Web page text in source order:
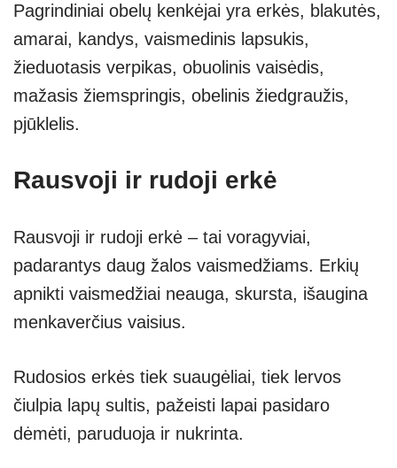
Pagrindiniai obelų kenkėjai yra erkės, blakutės,
amarai, kandys, vaismedinis lapsukis,
žieduotasis verpikas, obuolinis vaisėdis,
mažasis žiemspringis, obelinis žiedgraužis,
pjūklelis.
Rausvoji ir rudoji erkė
Rausvoji ir rudoji erkė – tai voragyviai,
padarantys daug žalos vaismedžiams. Erkių
apnikti vaismedžiai neauga, skursta, išaugina
menkaverčius vaisius.
Rudosios erkės tiek suaugėliai, tiek lervos
čiulpia lapų sultis, pažeisti lapai pasidaro
dėmėti, paruduoja ir nukrinta.